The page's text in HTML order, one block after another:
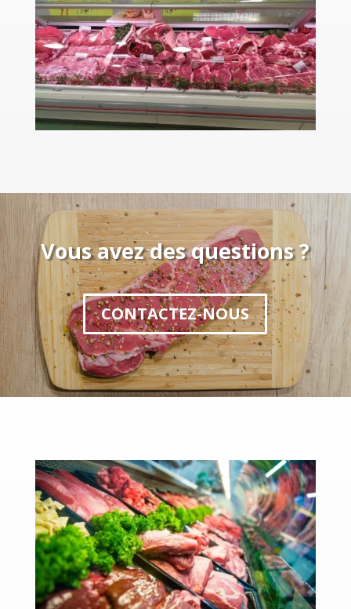
Vous avez des questions ?
CONTACTEZ-NOUS